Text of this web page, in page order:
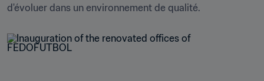
d'évoluer dans un environnement de qualité.